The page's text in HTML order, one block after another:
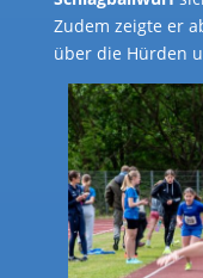
Zudem zeigte er
über die Hürden